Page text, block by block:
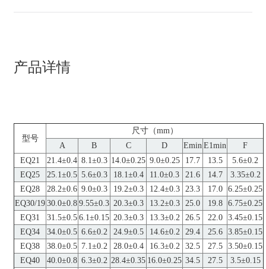
产品详情
型号
尺寸（mm）
A
B C D Emin E1min
F
EQ21
21.4±0.4 8.1±0.3 14.0±0.25 9.0±0.25 17.7 13.5
5.6±0.2
EQ25
25.1±0.5 5.6±0.3 18.1±0.4 11.0±0.3 21.6 14.7
3.35±0.2
EQ28
28.2±0.6 9.0±0.3 19.2±0.3 12.4±0.3 23.3 17.0
6.25±0.25
EQ30/19 30.0±0.8 9.55±0.3 20.3±0.3 13.2±0.3 25.0 19.8
6.75±0.25
EQ31
31.5±0.5 6.1±0.15 20.3±0.3 13.3±0.2 26.5 22.0
3.45±0.15
EQ34
34.0±0.5 6.6±0.2 24.9±0.5 14.6±0.2 29.4 25.6
3.85±0.15
EQ38
38.0±0.5 7.1±0.2 28.0±0.4 16.3±0.2 32.5 27.5
3.50±0.15
EQ40
40.0±0.8 6.3±0.2 28.4±0.35 16.0±0.25 34.5 27.5
3.5±0.15